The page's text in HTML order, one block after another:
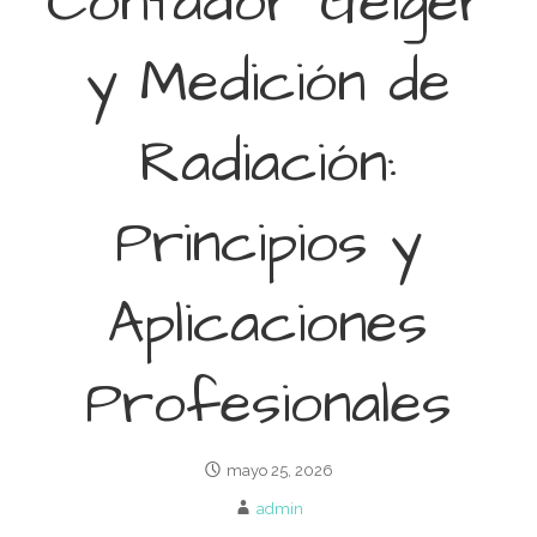
y Medición de
Radiación:
Principios y
Aplicaciones
Profesionales
mayo 25, 2026
admin